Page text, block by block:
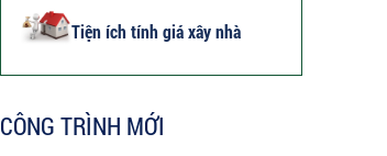
Tiện ích tính giá xây nhà
CÔNG TRÌNH MỚI